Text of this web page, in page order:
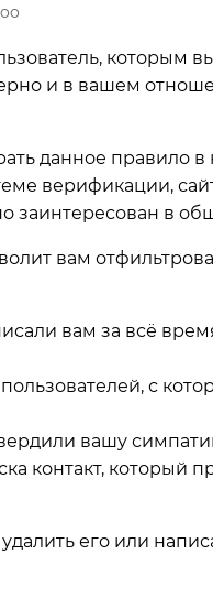
которым
и в вашем
данное правило в
верификации,
заинтересован в
вам
вам за всё
с
вашу
контакт, который
его или